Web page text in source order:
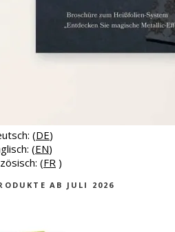
(DE)
(EN)
(FR )
AB JULI 2026